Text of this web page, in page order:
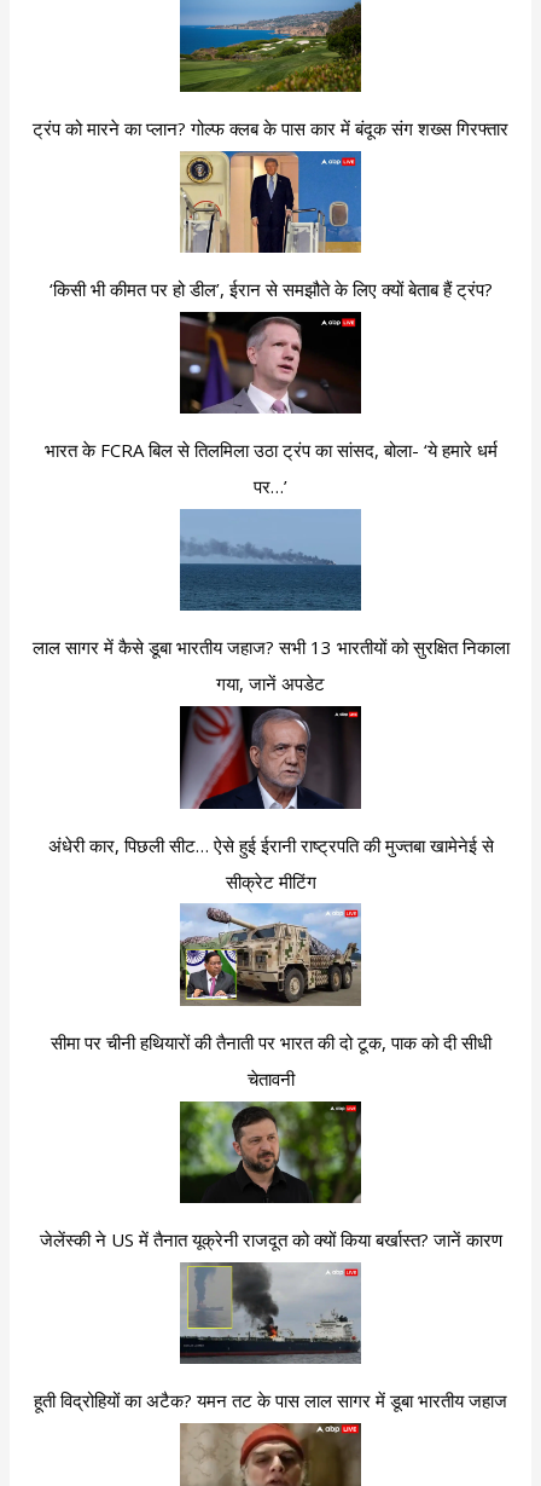
ट्रंप को मारने का प्लान? गोल्फ क्लब के पास कार में बंदूक संग शख्स गिरफ्तार
‘किसी भी कीमत पर हो डील’, ईरान से समझौते के लिए क्यों बेताब हैं ट्रंप?
भारत के FCRA बिल से तिलमिला उठा ट्रंप का सांसद, बोला- ‘ये हमारे धर्म
पर…’
लाल सागर में कैसे डूबा भारतीय जहाज? सभी 13 भारतीयों को सुरक्षित निकाला
गया, जानें अपडेट
अंधेरी कार, पिछली सीट… ऐसे हुई ईरानी राष्ट्रपति की मुज्तबा खामेनेई से
सीक्रेट मीटिंग
सीमा पर चीनी हथियारों की तैनाती पर भारत की दो टूक, पाक को दी सीधी
चेतावनी
जेलेंस्की ने US में तैनात यूक्रेनी राजदूत को क्यों किया बर्खास्त? जानें कारण
हूती विद्रोहियों का अटैक? यमन तट के पास लाल सागर में डूबा भारतीय जहाज